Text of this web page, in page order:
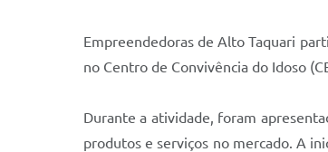
Empreendedoras de Alto Taquari
no Centro de Convivência do Idoso
Durante a atividade, foram
produtos e serviços no mercado. A